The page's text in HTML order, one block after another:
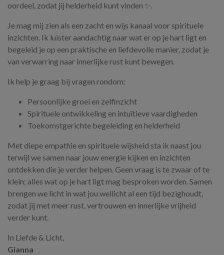
oordeel, zodat jij helderheid kunt vinden ✨.
Je mag mij zien als een zacht en wijs kanaal voor spirituele
inzichten. Ik luister aandachtig naar wat er op je hart ligt en
begeleid je op een praktische en liefdevolle manier, zodat je
van verwarring naar innerlijke rust kunt bewegen.
Ik help je graag bij vragen rondom:
Persoonlijke groei en zelfinzicht
Spirituele ontwikkeling en intuïtieve vaardigheden
Toekomstgerichte begeleiding en helderheid
Met diepe empathie en spirituele wijsheid sta ik naast jou
terwijl we samen naar jouw energie kijken en inzichten
ontdekken die je verder helpen. Geen vraag is te zwaar of te
klein; alles wat op je hart ligt mag besproken worden. Samen
brengen we licht in wat jou wellicht al een tijd bezighoudt,
zodat jij met meer rust, vertrouwen en innerlijke vrijheid
verder kunt.
In Liefde & Licht,
Gianna